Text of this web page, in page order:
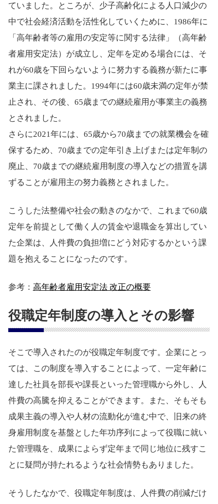
ていました。ところが、少子高齢化による人口減少の
中で社会経済活動を活性化していくために、1986年に
「高年齢者等の雇用の安定等に関する法律」（高年齢
者雇用安定法）が成立し、定年を定める場合には、そ
れが60歳を下回らないように努力する義務が新たに事
業主に課されました。1994年には60歳未満の定年が禁
止され、その後、65歳までの継続雇用が事業主の義務
とされました。
さらに2021年には、65歳から70歳までの就業機会を確
保するため、70歳までの定年引き上げまたは定年制の
廃止、70歳までの継続雇用制度の導入などの措置を講
ずることが雇用主の努力義務とされました。
こうした法整備や社会の動きのなかで、これまで60歳
定年を前提として働く人の賃金や退職金を算出してい
た企業は、人件費の負担増にどう対応するかという課
題を抱えることになったのです。
参考： 高年齢者雇用安定法 改正の概要
役職定年制度の導入とその影響
そこで導入されたのが役職定年制度です。企業にとっ
ては、この制度を導入することによって、一定年齢に
達した社員を部長や課長といった管理職から外し、人
件費の高騰を抑えることができます。また、そもそも
成果主義の導入や人材の流動化が進む中で、旧来の終
身雇用制度を基盤とした年功序列によって役職に就い
た管理職を、成果によらず定年まで同じ地位に残すこ
とに疑問が持たれるような社会情勢もありました。
そうしたなかで、役職定年制度は、人件費の削減だけ